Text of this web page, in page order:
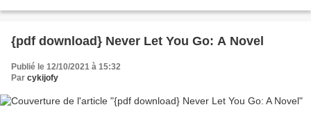
{pdf download} Never Let You Go: A Novel
Publié le 12/10/2021 à 15:32
Par cykijofy